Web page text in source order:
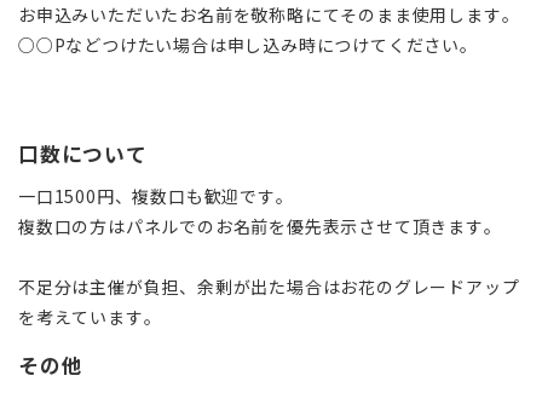
お申込みいただいたお名前を敬称略にてそのまま使用します。
○○Pなどつけたい場合は申し込み時につけてください。
口数について
一口1500円、複数口も歓迎です。
複数口の方はパネルでのお名前を優先表示させて頂きます。
不足分は主催が負担、余剰が出た場合はお花のグレードアップ
を考えています。
その他